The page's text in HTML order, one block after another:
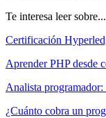
Te interesa leer sobre...
Certificación
Aprender PHP desde
Analista
¿Cuánto cobra un